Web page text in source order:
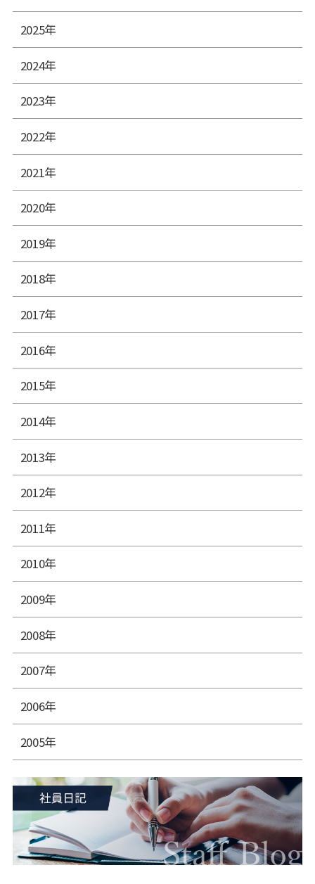
2025年
2024年
2023年
2022年
2021年
2020年
2019年
2018年
2017年
2016年
2015年
2014年
2013年
2012年
2011年
2010年
2009年
2008年
2007年
2006年
2005年